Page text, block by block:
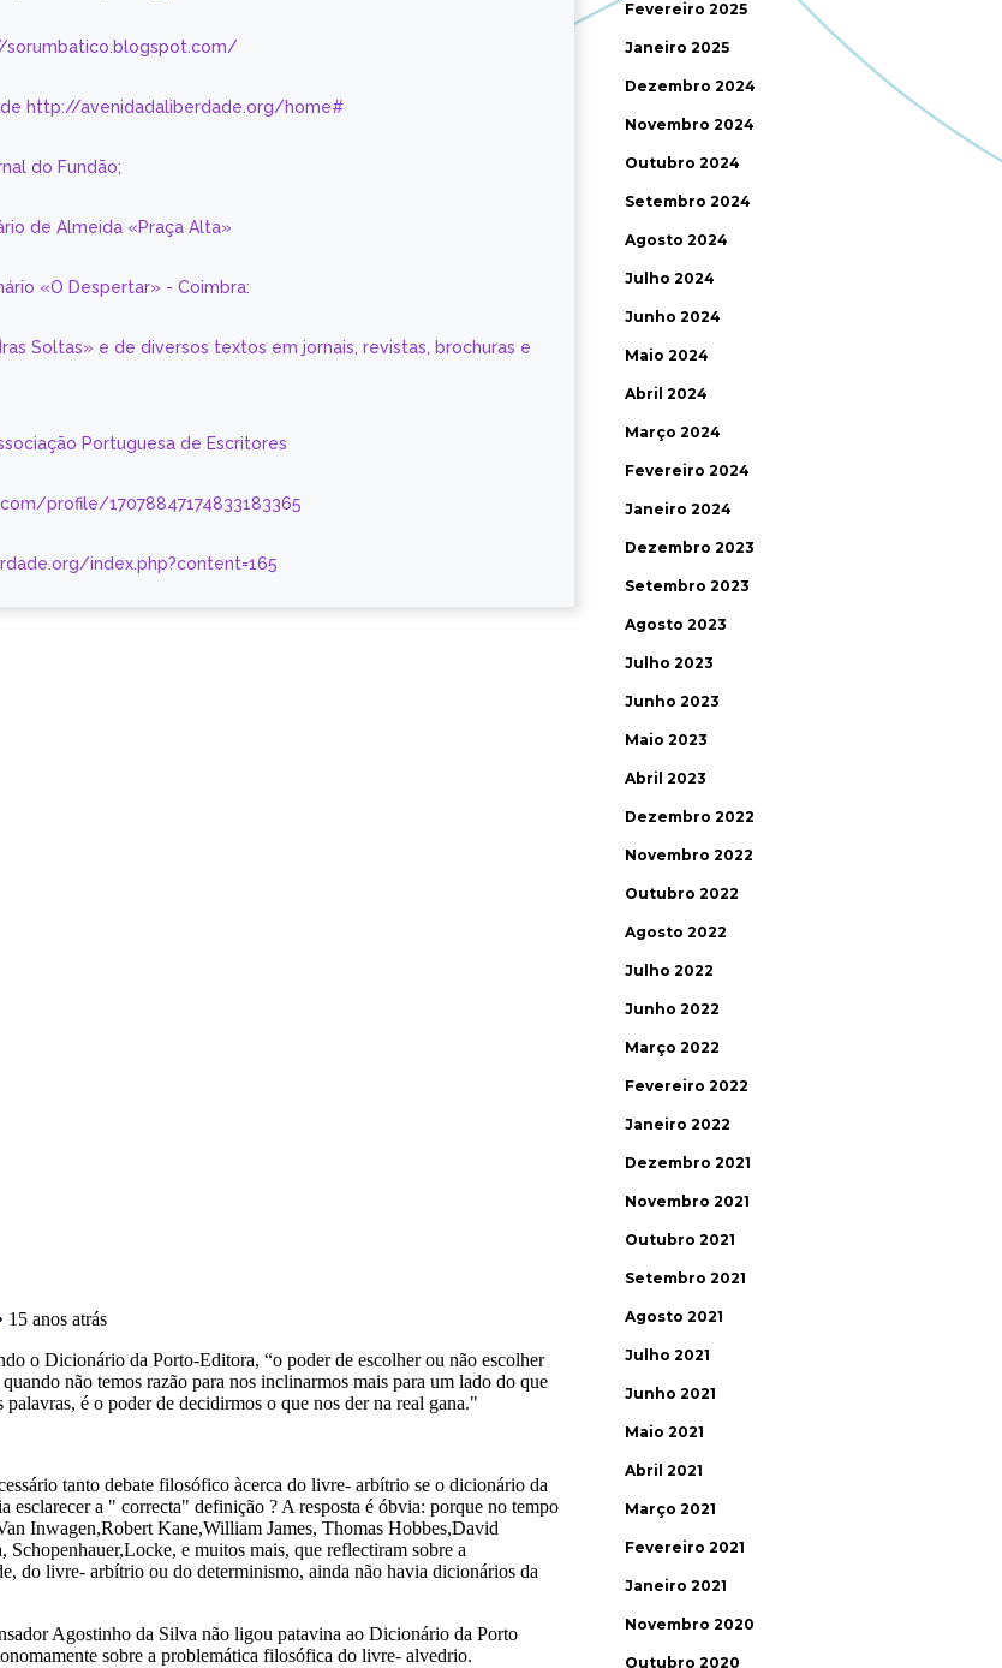
http://avenidadaliberdade.org/home#
do Fundão;
de Almeida «Praça Alta»
«O Despertar» - Coimbra:
Soltas» e de diversos textos em jornais, revistas, brochuras e
Portuguesa de Escritores
profile/17078847174833183365
index.php?content=165
Fevereiro 2025
Janeiro 2025
Dezembro 2024
Novembro 2024
Outubro 2024
Setembro 2024
Agosto 2024
Julho 2024
Junho 2024
Maio 2024
Abril 2024
Março 2024
Fevereiro 2024
Janeiro 2024
Dezembro 2023
Setembro 2023
Agosto 2023
Julho 2023
Junho 2023
Maio 2023
Abril 2023
Dezembro 2022
Novembro 2022
Outubro 2022
Agosto 2022
Julho 2022
Junho 2022
Março 2022
Fevereiro 2022
Janeiro 2022
Dezembro 2021
Novembro 2021
Outubro 2021
Setembro 2021
Agosto 2021
Julho 2021
Junho 2021
Maio 2021
Abril 2021
Março 2021
Fevereiro 2021
Janeiro 2021
Novembro 2020
Outubro 2020